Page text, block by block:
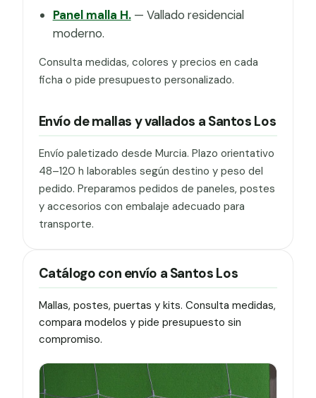
Panel malla H.— Vallado residencial
moderno.
Consulta medidas, colores y precios en cada
ficha o pide presupuesto personalizado.
Envío de mallas y vallados a Santos Los
Envío paletizado desde Murcia. Plazo orientativo
48–120 h laborables según destino y peso del
pedido. Preparamos pedidos de paneles, postes
y accesorios con embalaje adecuado para
transporte.
Catálogo con envío a Santos Los
Mallas, postes, puertas y kits. Consulta medidas,
compara modelos y pide presupuesto sin
compromiso.